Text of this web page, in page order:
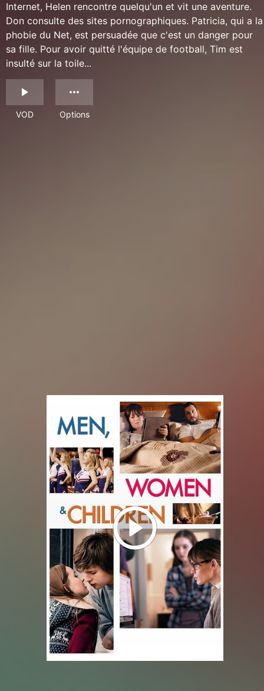
Internet, Helen rencontre quelqu'un et vit une aventure.
Don consulte des sites pornographiques. Patricia, qui a la
phobie du Net, est persuadée que c'est un danger pour
sa fille. Pour avoir quitté l'équipe de football, Tim est
insulté sur la toile...
VOD Options